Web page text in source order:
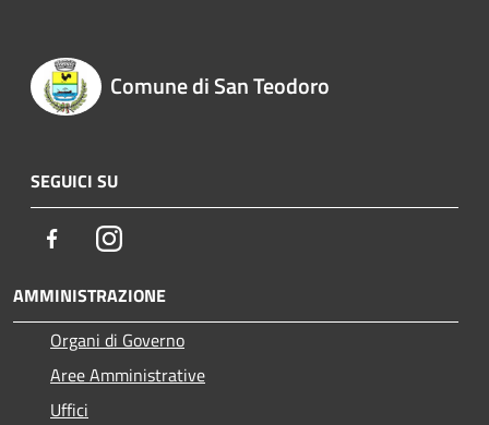
Comune di San Teodoro
SEGUICI SU
FacebookInstagram
AMMINISTRAZIONE
Organi di Governo
Aree Amministrative
Uffici